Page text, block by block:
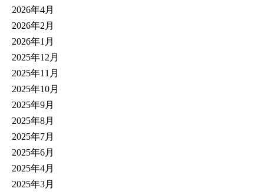
2026年4月
2026年2月
2026年1月
2025年12月
2025年11月
2025年10月
2025年9月
2025年8月
2025年7月
2025年6月
2025年4月
2025年3月